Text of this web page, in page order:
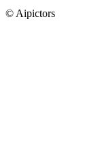
© Aipictors